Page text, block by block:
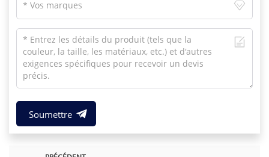
Soumettre